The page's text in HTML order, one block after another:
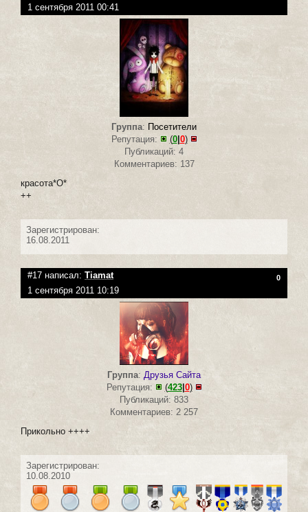
1 сентября 2011 00:41
Группа: Посетители
Репутация:
(0| 0)
Публикаций: 4
Комментариев: 137
красота*О*
++
Зарегистрирован:
16.08.2011
#17 написал: Tiamat 0
1 сентября 2011 10:19
Группа: Друзья Сайта
Репутация:
(423|0)
Публикаций: 833
Комментариев: 2 257
Прикольно ++++
Зарегистрирован:
10.08.2010